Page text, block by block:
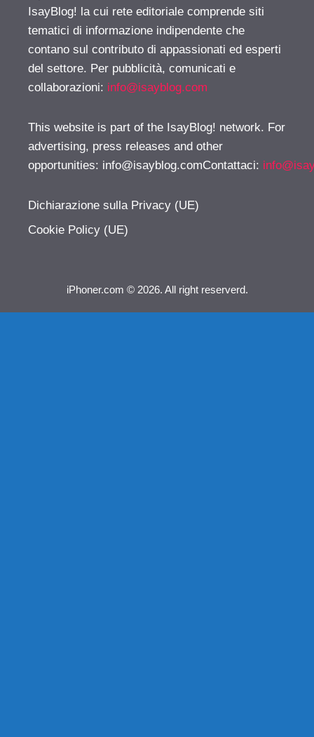
IsayBlog! la cui rete editoriale comprende siti
tematici di informazione indipendente che
contano sul contributo di appassionati ed esperti
del settore. Per pubblicità, comunicati e
collaborazioni: info@isayblog.com
This website is part of the IsayBlog! network. For
advertising, press releases and other
opportunities: info@isayblog.comContattaci:
Dichiarazione sulla Privacy (UE)
Cookie Policy (UE)
iPhoner.com © 2026. All right reserverd.